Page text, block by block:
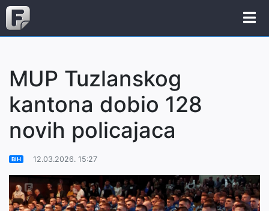
MUP Tuzlanskog
kantona dobio 128
novih policajaca
BiH 12.03.2026. 15:27